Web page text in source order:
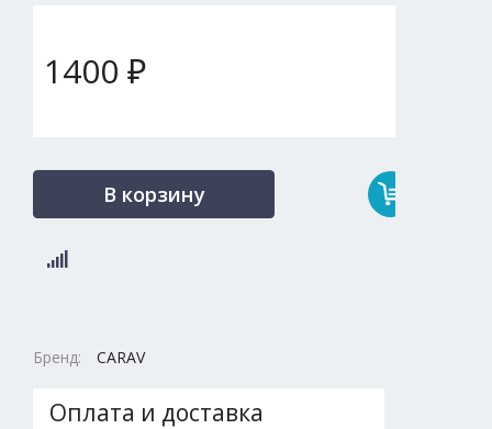
1400 ₽
В корзину
Бренд: CARAV
Оплата и доставка